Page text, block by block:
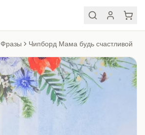
Фразы Чипборд Мама будь счастливой